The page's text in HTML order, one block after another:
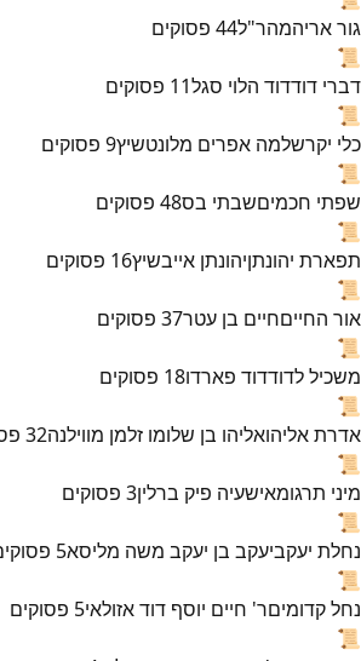
גור אריהמהר"ל44 פסוקים
📜
דברי דודדוד הלוי סגל11 פסוקים
📜
כלי יקרשלמה אפרים מלונטשיץ9 פסוקים
📜
שפתי חכמיםשבתי בס48 פסוקים
📜
תפארת יהונתןיהונתן אייבשיץ16 פסוקים
📜
אור החייםחיים בן עטר37 פסוקים
📜
משכיל לדודדוד פארדו18 פסוקים
📜
אדרת אליהואליהו בן שלומו זלמן מווילנה32
📜
מיני תרגומאישעיה פיק ברלין3 פסוקים
📜
נחלת יעקביעקב בן יעקב משה מליסא5
📜
נחל קדומיםר' חיים יוסף דוד אזולאי5 פסוקים
📜